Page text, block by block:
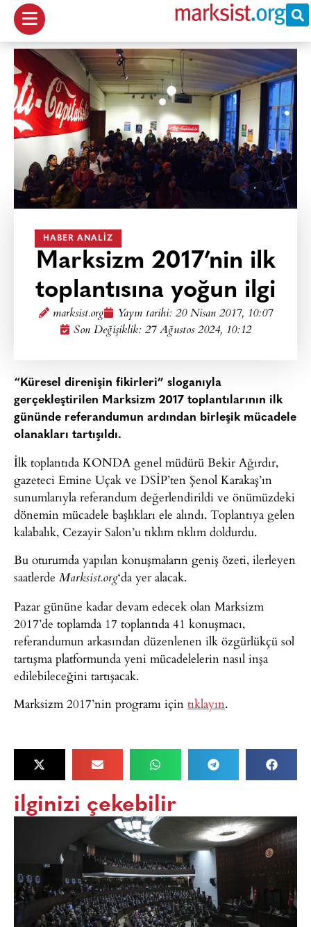
HABER ANALIZ
Marksizm 2017’nin ilk
toplantısına yoğun ilgi
marksist.org Yayın tarihi: 20 Nisan 2017, 10:07
Son Değişiklik: 27 Ağustos 2024, 10:12
“Küresel direnişin fikirleri” sloganıyla
gerçekleştirilen Marksizm 2017 toplantılarının ilk
gününde referandumun ardından birleşik mücadele
olanakları tartışıldı.
İlk toplantıda KONDA genel müdürü Bekir Ağırdır,
gazeteci Emine Uçak ve DSİP’ten Şenol Karakaş’ın
sunumlarıyla referandum değerlendirildi ve önümüzdeki
dönemin mücadele başlıkları ele alındı. Toplantıya gelen
kalabalık, Cezayir Salon’u tıklım tıklım doldurdu.
Bu oturumda yapılan konuşmaların geniş özeti, ilerleyen
saatlerde Marksist.org‘da yer alacak.
Pazar gününe kadar devam edecek olan Marksizm
2017’de toplamda 17 toplantıda 41 konuşmacı,
referandumun arkasından düzenlenen ilk özgürlükçü sol
tartışma platformunda yeni mücadelelerin nasıl inşa
edilebileceğini tartışacak.
Marksizm 2017’nin programı için tıklayın.
ilginizi çekebilir